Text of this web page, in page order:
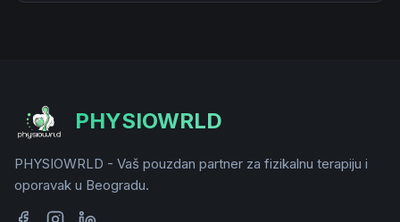
PHYSIOWRLD
PHYSIOWRLD - Vaš pouzdan partner za fizikalnu terapiju i
oporavak u Beogradu.